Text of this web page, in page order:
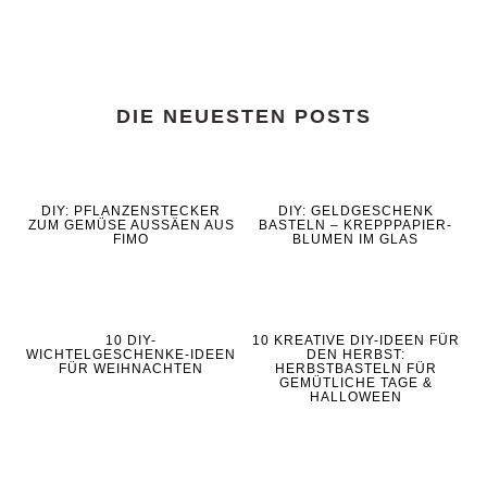
DIE NEUESTEN POSTS
DIY: PFLANZENSTECKER
ZUM GEMÜSE AUSSÄEN AUS
FIMO
DIY: GELDGESCHENK
BASTELN – KREPPPAPIER-
BLUMEN IM GLAS
10 DIY-
WICHTELGESCHENKE-IDEEN
FÜR WEIHNACHTEN
10 KREATIVE DIY-IDEEN FÜR
DEN HERBST:
HERBSTBASTELN FÜR
GEMÜTLICHE TAGE &
HALLOWEEN